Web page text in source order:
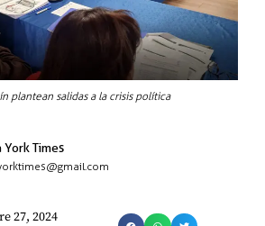
plantean salidas a la crisis política
York Times
27, 2024